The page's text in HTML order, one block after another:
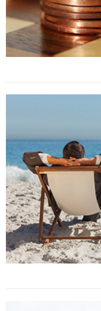
ENVIE E
INTERNACIONAIS
do exterior de
ou pessoas
nossos clientes.
pagamentos
exterior
Brasileiros….